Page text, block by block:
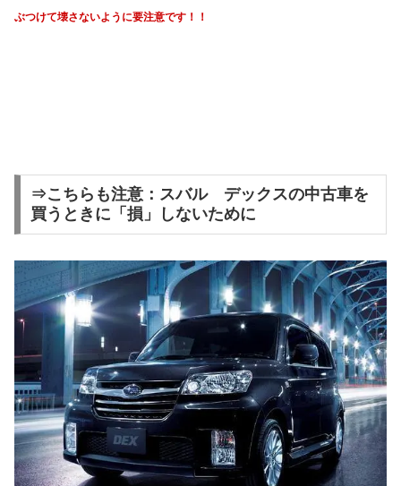
ぶつけて壊さないように要注意です！！
⇒こちらも注意：スバル デックスの中古車を
買うときに「損」しないために